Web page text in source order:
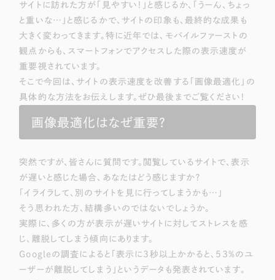
選ばれる理由
サービス
Service
サービス紹介
Webサイト制作
コーポレートサイト制作
採用サイト制作
ECサイト制作
ブランドサイト制作
ブランディング支援
すべて
コーポレート・企業サイト （278件）
ブランドサイト・サービスサイト （85件）
求人・採用サイト （61件）
ECサイト（オンラインショップ） （43件）
ポータルサイト・メディアサイト （39件）
サイトに訪れた方が「見やすい！」と感じるか、「うーん、ちょっ
と重いな…」と感じるかで、サイトの印象も、最終的な成果も
大きく変わってきます。特に近年では、モバイルファーストの
観点からも、スマートフォンでアクセスした際の表示速度が
重要視されています。
そこで今回は、サイトの表示速度を改善する「画像最適化」の
具体的な方法をお伝えします。ぜひ最後までご覧ください！
画像最適化はなぜ重要？
突然ですが、皆さんに質問です。閲覧しているサイトで、表示
が遅いと感じた場合、あなたはどう感じますか？
「イライラして、別のサイトを見に行ってしまうかも…」
そう思われた方、結構多いのではないでしょうか。
実際に、多くの方が表示が遅いサイトに対してストレスを感
じ、離脱してしまう傾向にあります。
Googleの調査によると「表示に3秒以上かかると、53％のユ
ーザーが離脱してしまう」というデータも発表されています。